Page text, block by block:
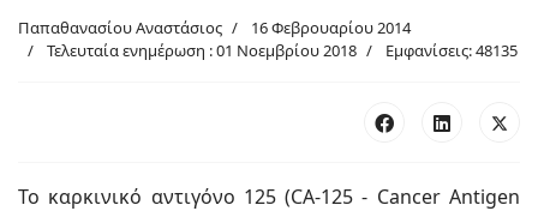
Παπαθανασίου Αναστάσιος
16 Φεβρουαρίου 2014
Τελευταία ενημέρωση : 01 Νοεμβρίου 2018
Εμφανίσεις: 48135
Το καρκινικό αντιγόνο 125 (CA-125 - Cancer Antigen